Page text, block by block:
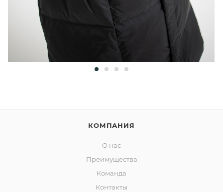
КОМПАНИЯ
О нас
Преимущества
Команда
Контакты